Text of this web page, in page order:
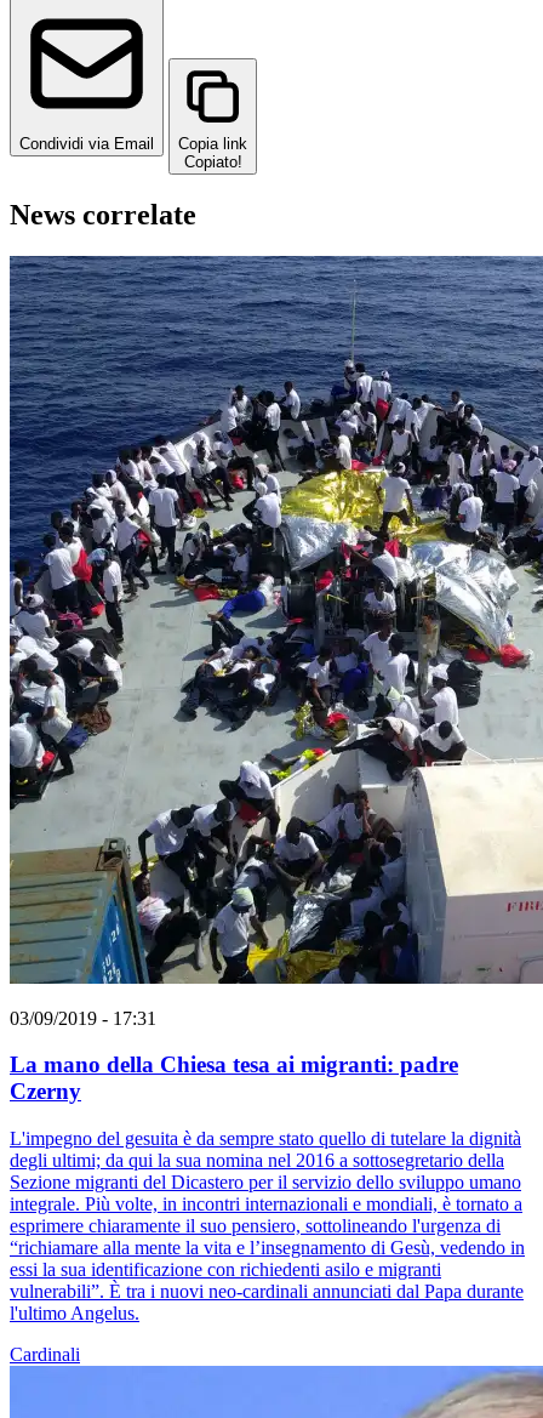
Condividi via Email
Copia link
Copiato!
News correlate
03/09/2019 - 17:31
La mano della Chiesa tesa ai migranti: padre
Czerny
L'impegno del gesuita è da sempre stato quello di tutelare la dignità
degli ultimi; da qui la sua nomina nel 2016 a sottosegretario della
Sezione migranti del Dicastero per il servizio dello sviluppo umano
integrale. Più volte, in incontri internazionali e mondiali, è tornato a
esprimere chiaramente il suo pensiero, sottolineando l'urgenza di
“richiamare alla mente la vita e l’insegnamento di Gesù, vedendo in
essi la sua identificazione con richiedenti asilo e migranti
vulnerabili”. È tra i nuovi neo-cardinali annunciati dal Papa durante
l'ultimo Angelus.
Cardinali